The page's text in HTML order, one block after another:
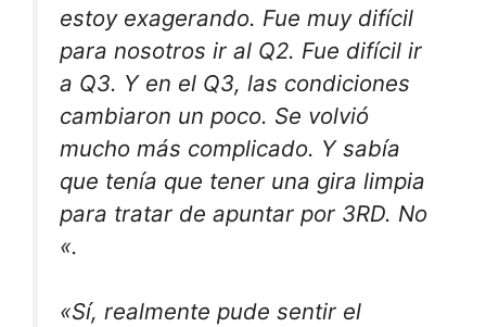
estoy exagerando. Fue muy difícil
para nosotros ir al Q2. Fue difícil ir
a Q3. Y en el Q3, las condiciones
cambiaron un poco. Se volvió
mucho más complicado. Y sabía
que tenía que tener una gira limpia
para tratar de apuntar por 3RD. No
«.
«Sí, realmente pude sentir el